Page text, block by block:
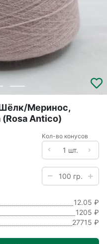
Шёлк/Меринос,
Antico)
Кол-во конусов
12.05 ₽
1205 ₽
27715 ₽